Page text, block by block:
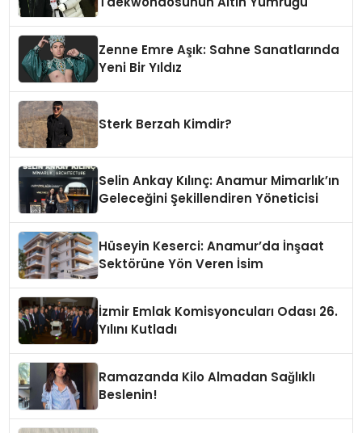
Zenne Emre Aşık: Sahne Sanatlarında
Yeni Bir Yıldız
Sterk Berzah Kimdir?
Selin Ankay Kılınç: Anamur Mimarlık’ın
Geleceğini Şekillendiren Yöneticisi
Hüseyin Keserci: Anamur’da İnşaat
Sektörüne Yön Veren İsim
İzmir Emlak Komisyoncuları Odası 26.
Yılını Kutladı
Ramazanda Kilo Almadan Sağlıklı
Beslenin!